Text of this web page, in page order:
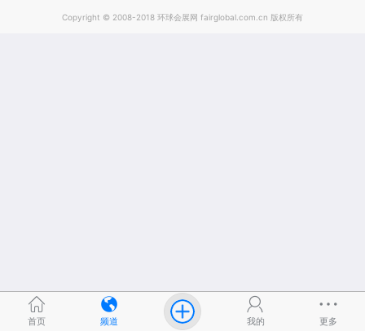
Copyright © 2008-2018 环球会展网 fairglobal.com.cn 版权所有
首页 频道 我的 更多